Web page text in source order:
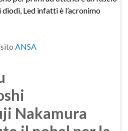
Led infatti è l’acronimo
ANSA
Nakamura